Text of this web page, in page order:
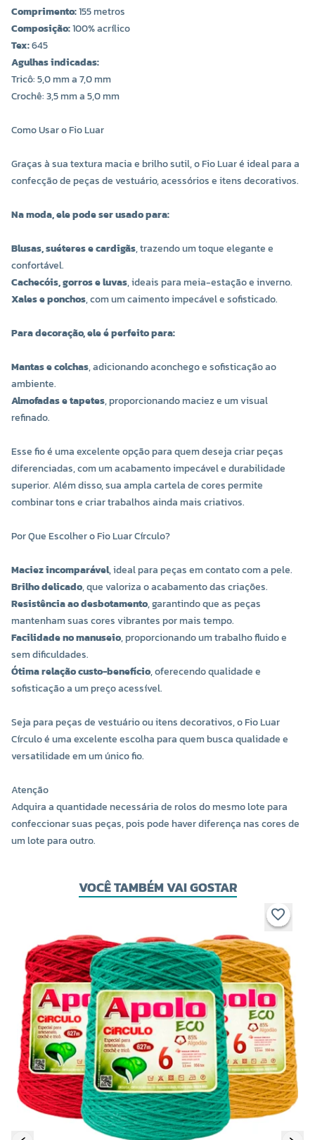
COR 3453
-
- + -
R$ 17,00 UNIDADE
- +
R$ 17,00 UNIDADE
-
COR 6761
R$ 17,00 UNIDADE
-
R$ 17,00 UNIDADE
COR 7771
R$ 17,00 UNIDADE
- +
COR 7792
R$ 17,00 UNIDADE
- +
Comprimento:155 metros
Composição:100% acrílico
Tex:645
Agulhas indicadas:
Tricô: 5,0 mm a 7,0 mm
Crochê: 3,5 mm a 5,0 mm
Como Usar o Fio Luar
Graças à sua textura macia e brilho sutil, o Fio Luar é ideal para a
confecção de peças de vestuário, acessórios e itens decorativos.
Na moda, ele pode ser usado para:
Blusas, suéteres e cardigãs, trazendo um toque elegante e
confortável.
Cachecóis, gorros e luvas, ideais para meia-estação e inverno.
Xales e ponchos, com um caimento impecável e sofisticado.
Para decoração, ele é perfeito para:
Mantas e colchas, adicionando aconchego e sofisticação ao
ambiente.
Almofadas e tapetes, proporcionando maciez e um visual
refinado.
Esse fio é uma excelente opção para quem deseja criar peças
diferenciadas, com um acabamento impecável e durabilidade
superior. Além disso, sua ampla cartela de cores permite
combinar tons e criar trabalhos ainda mais criativos.
Por Que Escolher o Fio Luar Círculo?
Maciez incomparável, ideal para peças em contato com a pele.
Brilho delicado, que valoriza o acabamento das criações.
Resistência ao desbotamento, garantindo que as peças
mantenham suas cores vibrantes por mais tempo.
Facilidade no manuseio, proporcionando um trabalho fluido e
sem dificuldades.
Ótima relação custo-benefício, oferecendo qualidade e
sofisticação a um preço acessível.
Seja para peças de vestuário ou itens decorativos, o Fio Luar
Círculo é uma excelente escolha para quem busca qualidade e
versatilidade em um único fio.
Atenção
Adquira a quantidade necessária de rolos do mesmo lote para
confeccionar suas peças, pois pode haver diferença nas cores de
um lote para outro.
VOCÊ TAMBÉM VAI GOSTAR